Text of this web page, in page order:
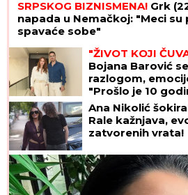
SRPSKOG BIZNISMENA! Grk
napada u Nemačkoj: "Meci
spavaće sobe"
"ŽIVOT KOJI
Bojana Barović
razlogom,
"Prošlo je 10
Ana Nikolić
Rale kažnjava,
zatvorenih vrata!